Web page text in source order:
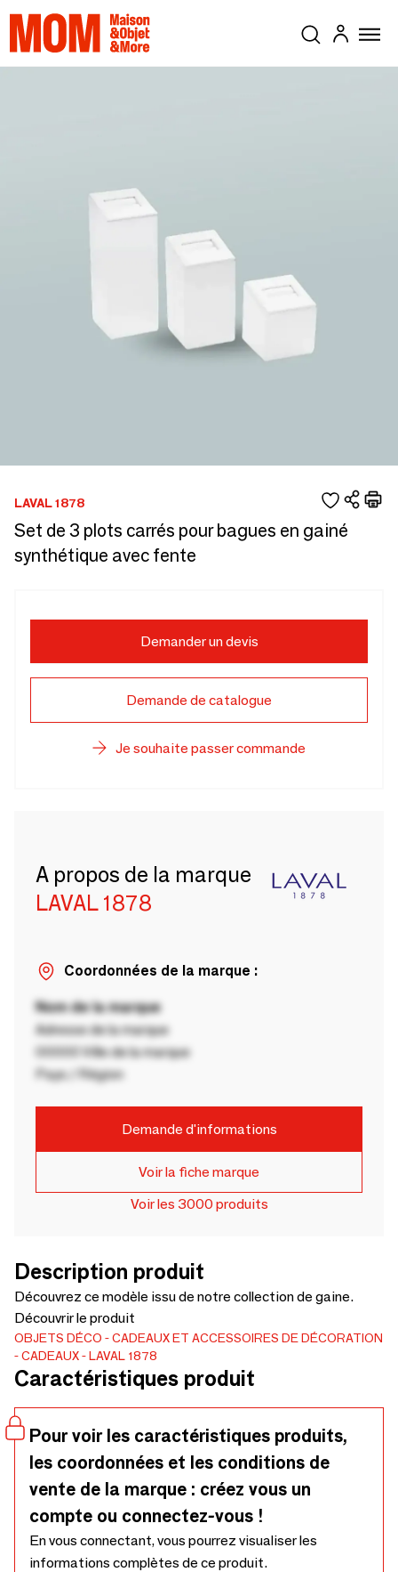
LAVAL 1878
Set de 3 plots carrés pour bagues en gainé
synthétique avec fente
Demander un devis
Demande de catalogue
Je souhaite passer commande
A propos de la marque
LAVAL 1878
Coordonnées de la marque :
Nom de la marque
Adresse de la marque
00000 Ville de la marque
Pays / Région
Demande d'informations
Voir la fiche marque
Voir les 3000 produits
Description produit
Découvrez ce modèle issu de notre collection de gaine.
Découvrir le produit
OBJETS DÉCO
CADEAUX ET ACCESSOIRES DE DÉCORATION
CADEAUX
LAVAL 1878
Caractéristiques produit
Pour voir les caractéristiques produits,
les coordonnées et les conditions de
vente de la marque : créez vous un
compte ou connectez-vous !
En vous connectant, vous pourrez visualiser les
informations complètes de ce produit.